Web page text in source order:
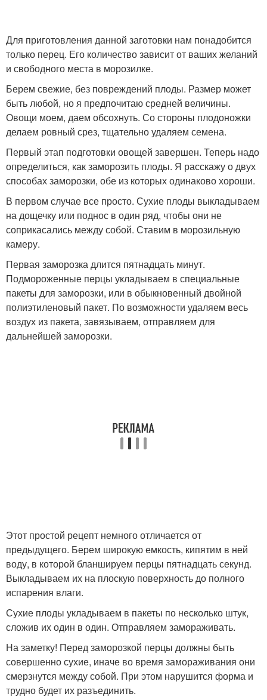
Для приготовления данной заготовки нам понадобится
только перец. Его количество зависит от ваших желаний
и свободного места в морозилке.
Берем свежие, без повреждений плоды. Размер может
быть любой, но я предпочитаю средней величины.
Овощи моем, даем обсохнуть. Со стороны плодоножки
делаем ровный срез, тщательно удаляем семена.
Первый этап подготовки овощей завершен. Теперь надо
определиться, как заморозить плоды. Я расскажу о двух
способах заморозки, обе из которых одинаково хороши.
В первом случае все просто. Сухие плоды выкладываем
на дощечку или поднос в один ряд, чтобы они не
соприкасались между собой. Ставим в морозильную
камеру.
Первая заморозка длится пятнадцать минут.
Подмороженные перцы укладываем в специальные
пакеты для заморозки, или в обыкновенный двойной
полиэтиленовый пакет. По возможности удаляем весь
воздух из пакета, завязываем, отправляем для
дальнейшей заморозки.
Этот простой рецепт немного отличается от
предыдущего. Берем широкую емкость, кипятим в ней
воду, в которой бланшируем перцы пятнадцать секунд.
Выкладываем их на плоскую поверхность до полного
испарения влаги.
Сухие плоды укладываем в пакеты по несколько штук,
сложив их один в один. Отправляем замораживать.
На заметку! Перед заморозкой перцы должны быть
совершенно сухие, иначе во время замораживания они
смерзнутся между собой. При этом нарушится форма и
трудно будет их разъединить.